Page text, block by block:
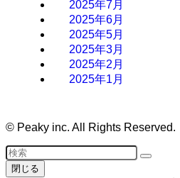
2025年7月
2025年6月
2025年5月
2025年3月
2025年2月
2025年1月
© Peaky inc. All Rights Reserved.
閉じる